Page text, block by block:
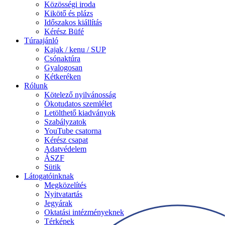
Közösségi iroda
Kikötő és plázs
Időszakos kiállítás
Kérész Büfé
Túraajánló
Kajak / kenu / SUP
Csónaktúra
Gyalogosan
Kétkeréken
Rólunk
Kötelező nyilvánosság
Ökotudatos szemlélet
Letölthető kiadványok
Szabályzatok
YouTube csatorna
Kérész csapat
Adatvédelem
ÁSZF
Sütik
Látogatóinknak
Megközelítés
Nyitvatartás
Jegyárak
Oktatási intézményeknek
Térképek